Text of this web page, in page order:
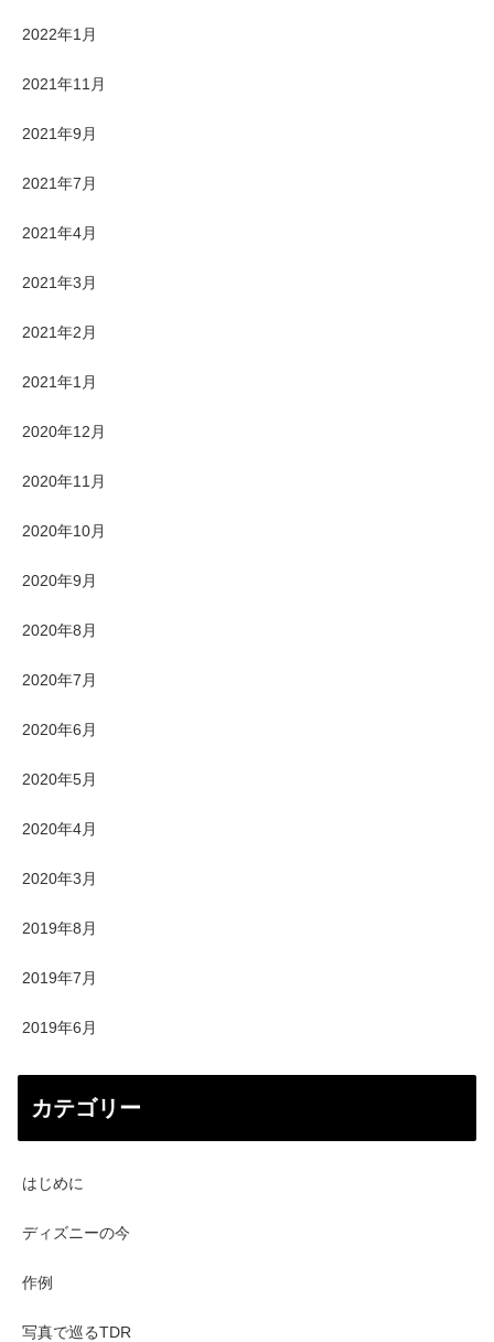
2022年1月
2021年11月
2021年9月
2021年7月
2021年4月
2021年3月
2021年2月
2021年1月
2020年12月
2020年11月
2020年10月
2020年9月
2020年8月
2020年7月
2020年6月
2020年5月
2020年4月
2020年3月
2019年8月
2019年7月
2019年6月
カテゴリー
はじめに
ディズニーの今
作例
写真で巡るTDR